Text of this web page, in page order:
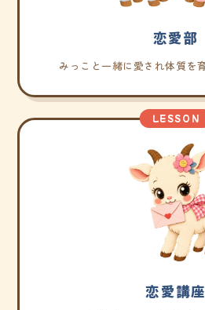
恋愛部
みっこと一緒に愛され体質を
LESSON
恋愛講座